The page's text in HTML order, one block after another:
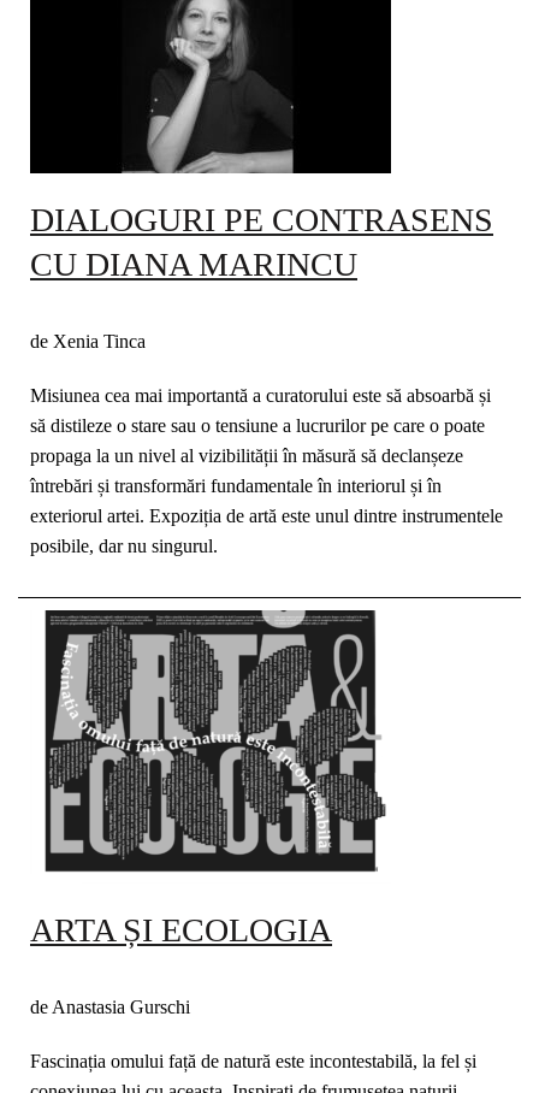
DIALOGURI PE CONTRASENS
CU DIANA MARINCU
de Xenia Tinca
Misiunea cea mai importantă a curatorului este să absoarbă și
să distileze o stare sau o tensiune a lucrurilor pe care o poate
propaga la un nivel al vizibilității în măsură să declanșeze
întrebări și transformări fundamentale în interiorul și în
exteriorul artei. Expoziția de artă este unul dintre instrumentele
posibile, dar nu singurul.
ARTA ȘI ECOLOGIA
de Anastasia Gurschi
Fascinația omului față de natură este incontestabilă, la fel și